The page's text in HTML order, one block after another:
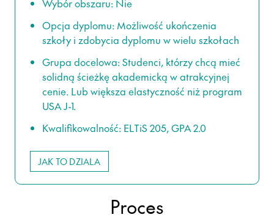
Wybór obszaru: Nie
Opcja dyplomu: Możliwość ukończenia
szkoły i zdobycia dyplomu w wielu szkołach
Grupa docelowa: Studenci, którzy chcą mieć
solidną ścieżkę akademicką w atrakcyjnej
cenie. Lub większa elastyczność niż program
USA J-1.
Kwalifikowalność: ELTiS 205, GPA 2.0
JAK TO DZIALA
Proces